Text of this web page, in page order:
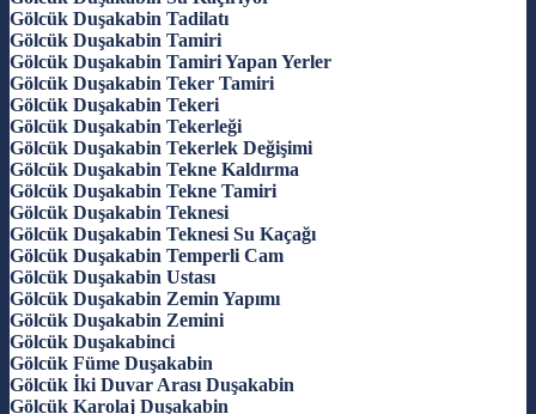
Gölcük Duşakabin Tadilatı
Gölcük Duşakabin Tamiri
Gölcük Duşakabin Tamiri Yapan Yerler
Gölcük Duşakabin Teker Tamiri
Gölcük Duşakabin Tekeri
Gölcük Duşakabin Tekerleği
Gölcük Duşakabin Tekerlek Değişimi
Gölcük Duşakabin Tekne Kaldırma
Gölcük Duşakabin Tekne Tamiri
Gölcük Duşakabin Teknesi
Gölcük Duşakabin Teknesi Su Kaçağı
Gölcük Duşakabin Temperli Cam
Gölcük Duşakabin Ustası
Gölcük Duşakabin Zemin Yapımı
Gölcük Duşakabin Zemini
Gölcük Duşakabinci
Gölcük Füme Duşakabin
Gölcük İki Duvar Arası Duşakabin
Gölcük Karolaj Duşakabin